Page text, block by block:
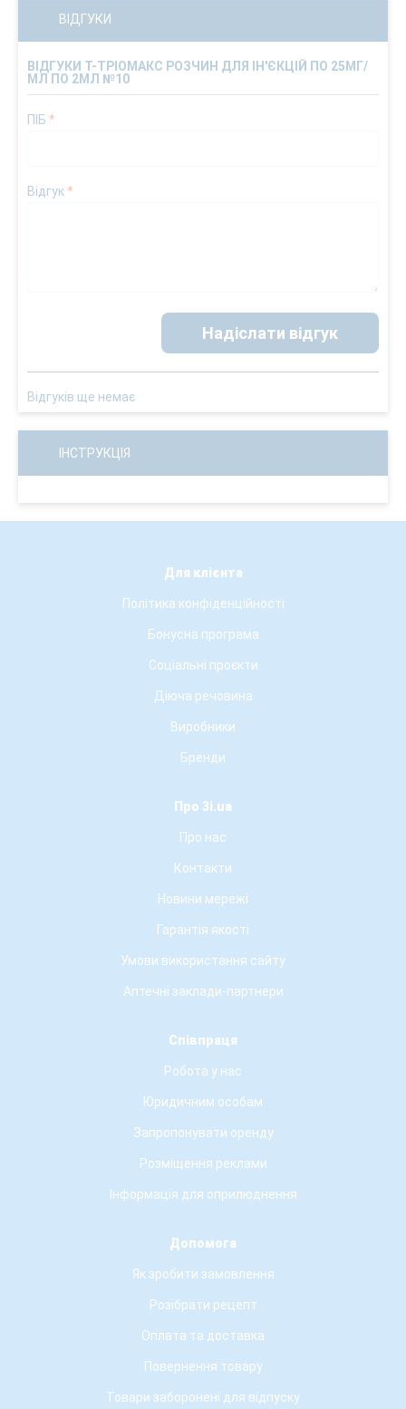
ВІДГУКИ
ВІДГУКИ Т-ТРІОМАКС РОЗЧИН ДЛЯ ІН'ЄКЦІЙ ПО 25МГ/
МЛ ПО 2МЛ №10
ПІБ *
Відгук*
Надіслати відгук
Відгуків ще немає
ІНСТРУКЦІЯ
Для клієнта
Політика конфіденційності
Бонусна програма
Соціальні проєкти
Діюча речовина
Виробники
Бренди
Про 3i.ua
Про нас
Контакти
Новини мережі
Гарантія якості
Умови використання сайту
Аптечні заклади-партнери
Співпраця
Робота у нас
Юридичним особам
Запропонувати оренду
Розміщення реклами
Інформація для оприлюднення
Допомога
Як зробити замовлення
Розібрати рецепт
Оплата та доставка
Повернення товару
Товари заборонені для відпуску